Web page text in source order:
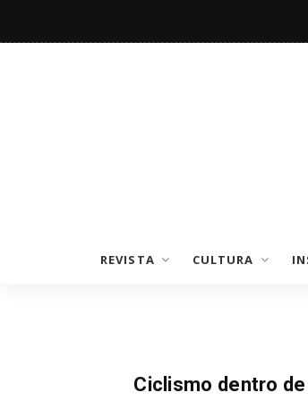
REVISTA CULTURA
Ciclismo dentro